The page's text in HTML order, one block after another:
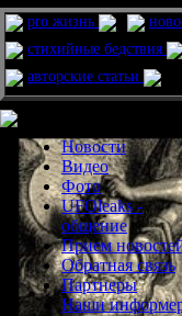
pro жизнь
стихийные бедствия
авторские статьи
Новости
Видео
Фото
UFOleaks -
общение
Прием
Обратная связь
Партнеры
Наши